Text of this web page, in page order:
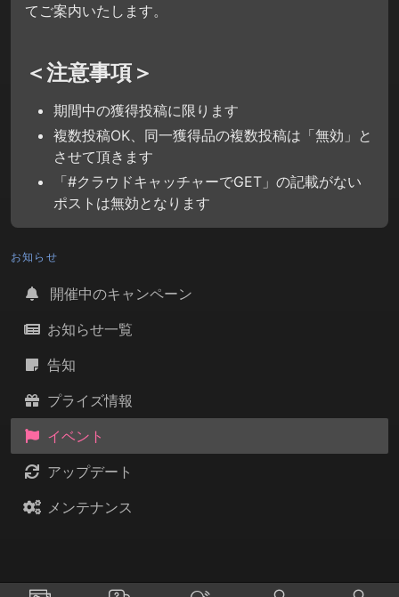
てご案内いたします。
＜注意事項＞
期間中の獲得投稿に限ります
複数投稿OK、同一獲得品の複数投稿は「無効」と
させて頂きます
「#クラウドキャッチャーでGET」の記載がない
ポストは無効となります
お知らせ
開催中のキャンペーン
お知らせ一覧
告知
プライズ情報
イベント
アップデート
メンテナンス